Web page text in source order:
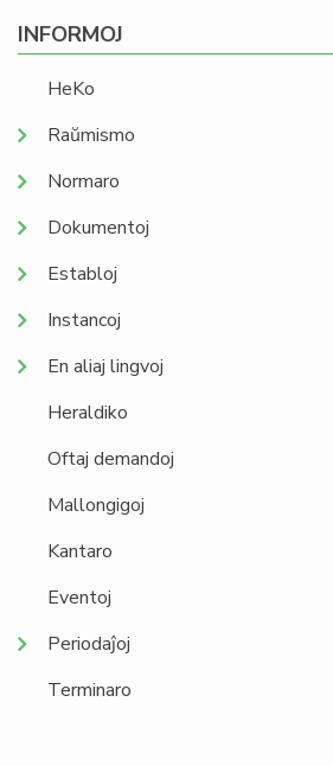
INFORMOJ
HeKo
Raŭmismo
Normaro
Dokumentoj
Establoj
Instancoj
En aliaj lingvoj
Heraldiko
Oftaj demandoj
Mallongigoj
Kantaro
Eventoj
Periodaĵoj
Terminaro